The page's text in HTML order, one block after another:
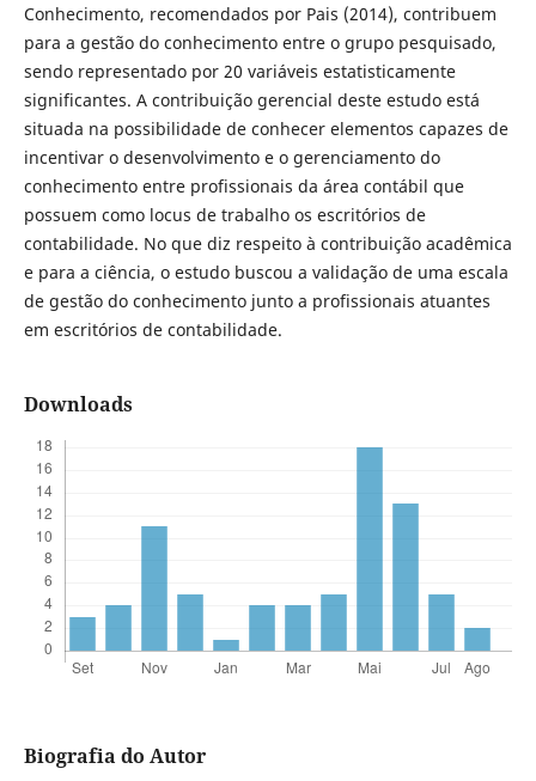
Conhecimento, recomendados por Pais (2014), contribuem
para a gestão do conhecimento entre o grupo pesquisado,
sendo representado por 20 variáveis estatisticamente
significantes. A contribuição gerencial deste estudo está
situada na possibilidade de conhecer elementos capazes de
incentivar o desenvolvimento e o gerenciamento do
conhecimento entre profissionais da área contábil que
possuem como locus de trabalho os escritórios de
contabilidade. No que diz respeito à contribuição acadêmica
e para a ciência, o estudo buscou a validação de uma escala
de gestão do conhecimento junto a profissionais atuantes
em escritórios de contabilidade.
Downloads
Biografia do Autor